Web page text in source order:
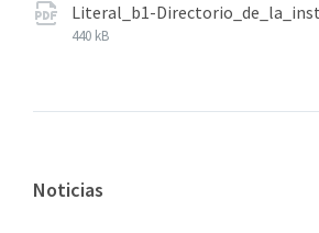
Literal_b1-
440 kB
Noticias